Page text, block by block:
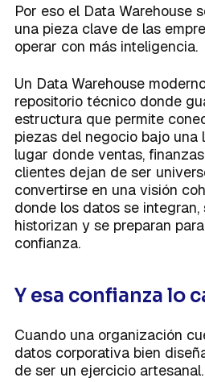
Por eso el Data Warehouse
una pieza clave de las
operar con más inteligencia.
Un Data Warehouse
repositorio técnico donde
estructura que permite
piezas del negocio bajo una
lugar donde ventas,
clientes dejan de ser
convertirse en una visión
donde los datos se integran,
historizan y se preparan
confianza.
Y esa confianza lo
Cuando una organización
datos corporativa bien
de ser un ejercicio